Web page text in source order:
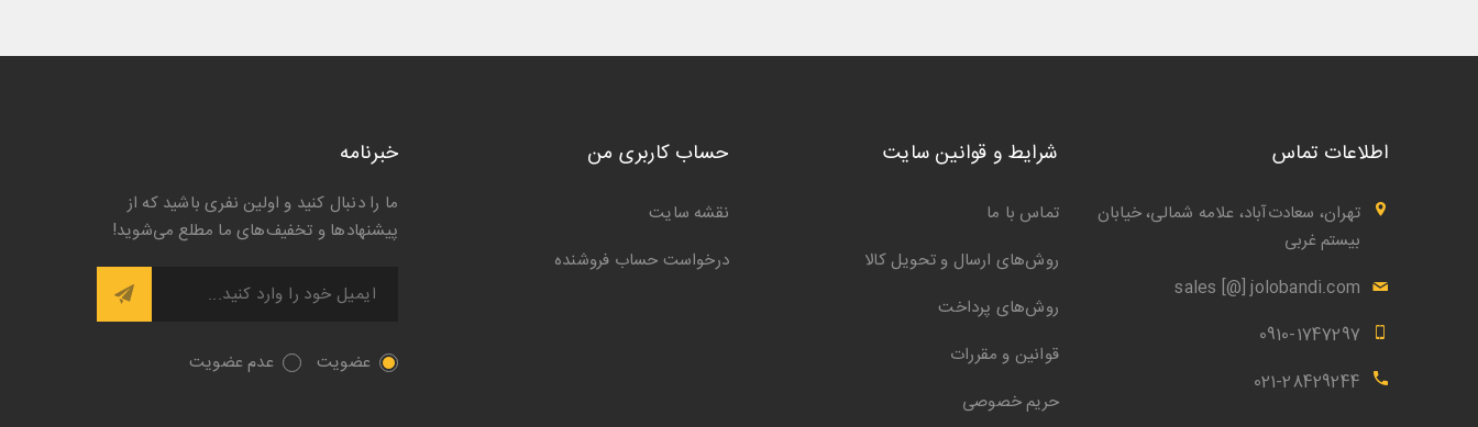
اطلاعات تماس
تهران، سعادت‌آباد، علامه شمالی، خیابان
بیستم غربی
sales [@] jolobandi.com
0910-1747297
021-28429244
شرایط و قوانین سایت
تماس با ما
روش‌های ارسال و تحویل کالا
روش‌های پرداخت
قوانین و مقررات
حریم خصوصی
حساب کاربری من
نقشه سایت
درخواست حساب فروشنده
خبرنامه
ما را دنبال کنید و اولین نفری باشید که از
پیشنها‌د‌ها و تخفیف‌های ما مطلع می‌شوید!
عضویت عدم عضویت